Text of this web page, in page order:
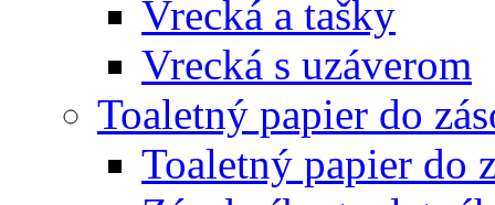
Vrecká a tašky
Vrecká s uzáverom
Toaletný papier do
Toaletný papier do